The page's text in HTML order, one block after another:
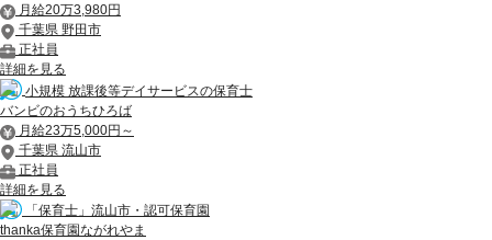
月給20万3,980円
千葉県 野田市
正社員
詳細を見る
小規模 放課後等デイサービスの保育士
バンビのおうちひろば
月給23万5,000円～
千葉県 流山市
正社員
詳細を見る
「保育士」流山市・認可保育園
thanka保育園ながれやま